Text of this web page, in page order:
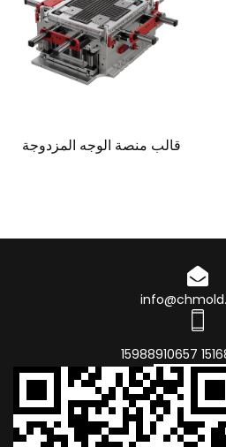
قالب منصة الوجه المزدوجة